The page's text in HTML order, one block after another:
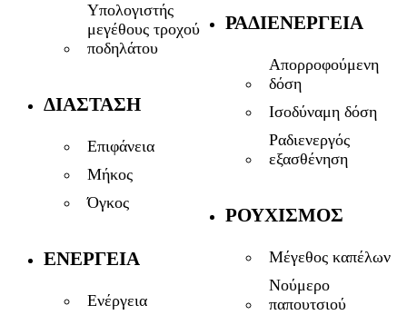
Υπολογιστής
μεγέθους τροχού
ποδηλάτου
ΔΙΆΣΤΑΣΗ
Επιφάνεια
Μήκος
Όγκος
ΕΝΈΡΓΕΙΑ
Ενέργεια
ΡΑΔΙΕΝΈΡΓΕΙΑ
Απορροφούμενη
δόση
Ισοδύναμη δόση
Ραδιενεργός
εξασθένηση
ΡΟΥΧΙΣΜΌΣ
Μέγεθος καπέλων
Νούμερο
παπουτσιού